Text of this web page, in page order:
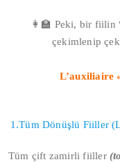
👩‍🏫 Peki, bir fiilin
çekimlenip
L’auxiliaire
1.Tüm Dönüşlü Fiiller
Tüm çift zamirli fiiller